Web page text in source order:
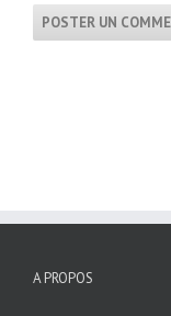
A PROPOS